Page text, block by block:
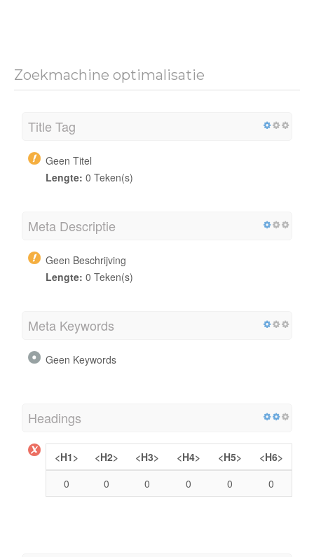
Zoekmachine optimalisatie
Title Tag
Geen Titel
Lengte: 0 Teken(s)
Meta Descriptie
Geen Beschrijving
Lengte: 0 Teken(s)
Meta Keywords
Geen Keywords
Headings
<H1> <H2> <H3> <H4> <H5>
<H6>
0
0 0 0 0 0